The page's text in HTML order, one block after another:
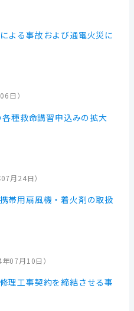
よる事故および通電火災に
日 ）
種救命講習申込みの拡大
月24日）
帯用扇風機・着火剤の取扱
07月10日 ）
理工事契約を締結させる事